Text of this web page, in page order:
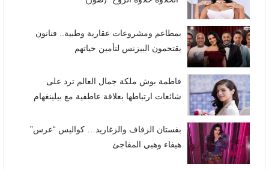
بمطاعم ومشروعات عقارية وطبية.. فنانون
يقتحمون البيزنس لتأمين حياتهم
فاطمة بوش ملكة جمال العالم ترد على
شائعات ارتباطها بعلاقة عاطفية مع بيلينغهام
بفستان الزفاف والزغاريد… كواليس “عرس”
هيفاء وهبي المفاجئ